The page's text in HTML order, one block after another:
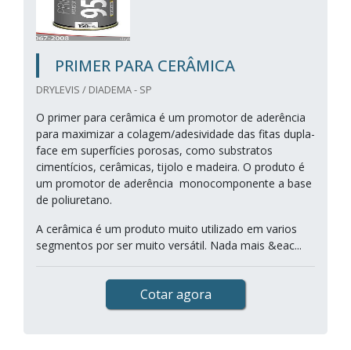
PRIMER PARA CERÂMICA
DRYLEVIS / DIADEMA - SP
O primer para cerâmica é um promotor de aderência
para maximizar a colagem/adesividade das fitas dupla-
face em superfícies porosas, como substratos
cimentícios, cerâmicas, tijolo e madeira. O produto é
um promotor de aderência monocomponente a base
de poliuretano.
A cerâmica é um produto muito utilizado em varios
segmentos por ser muito versátil. Nada mais &eac...
Cotar agora